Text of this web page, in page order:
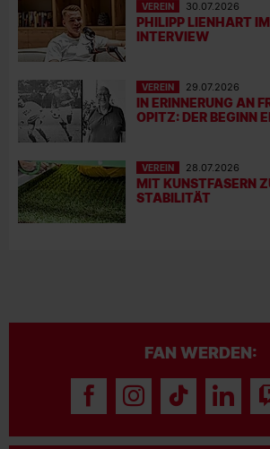
VEREIN 30.07.2026
PHILIPP LIENHART
INTERVIEW
VEREIN 29.07.2026
IN ERINNERUNG AN
OPITZ: DER BEGINN
VEREIN 28.07.2026
MIT KUNSTFASERN
STABILITÄT
FAN WERDEN: